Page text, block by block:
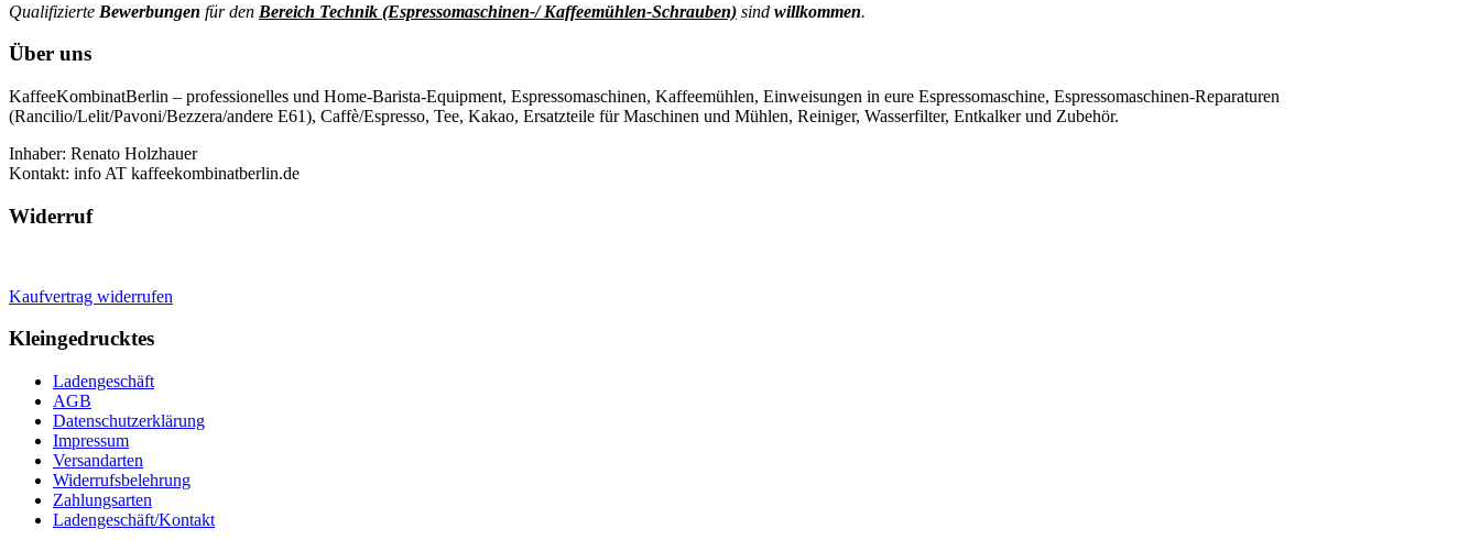
Qualifizierte Bewerbungen für den Bereich Technik (Espressomaschinen-/ Kaffeemühlen-Schrauben) sind willkommen.
Über uns
KaffeeKombinatBerlin – professionelles und Home-Barista-Equipment, Espressomaschinen, Kaffeemühlen, Einweisungen in eure Espressomaschine, Espressomaschinen-Reparaturen
(Rancilio/Lelit/Pavoni/Bezzera/andere E61), Caffè/Espresso, Tee, Kakao, Ersatzteile für Maschinen und Mühlen, Reiniger, Wasserfilter, Entkalker und Zubehör.
Inhaber: Renato Holzhauer
Kontakt: info AT kaffeekombinatberlin.de
Widerruf
Kaufvertrag widerrufen
Kleingedrucktes
Ladengeschäft
AGB
Datenschutzerklärung
Impressum
Versandarten
Widerrufsbelehrung
Zahlungsarten
Ladengeschäft/Kontakt